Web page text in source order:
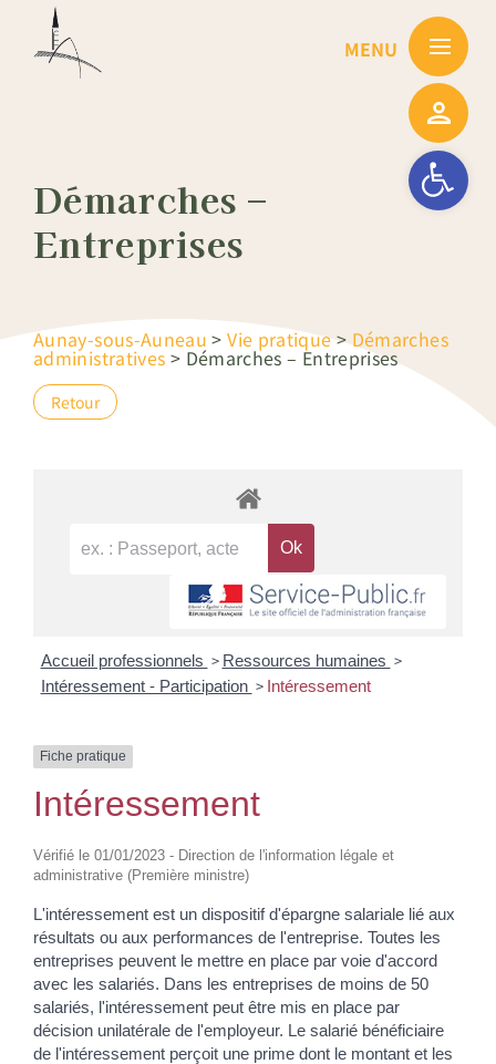
Ouvrir la
Démarches –
Entreprises
Aunay-sous-Auneau >Vie pratique>Démarches
administratives > Démarches – Entreprises
Retour
Accueil professionnels > Ressources humaines >
Intéressement - Participation > Intéressement
Fiche pratique
Intéressement
Vérifié le 01/01/2023 - Direction de l'information légale et
administrative (Première ministre)
L'intéressement est un dispositif d'épargne salariale lié aux
résultats ou aux performances de l'entreprise. Toutes les
entreprises peuvent le mettre en place par voie d'accord
avec les salariés. Dans les entreprises de moins de 50
salariés, l'intéressement peut être mis en place par
décision unilatérale de l'employeur. Le salarié bénéficiaire
de l'intéressement perçoit une prime dont le montant et les